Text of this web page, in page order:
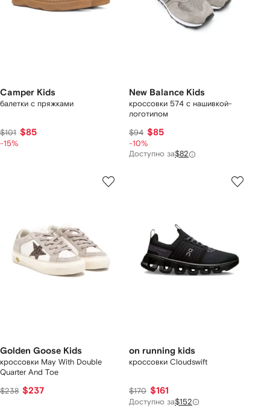
Camper Kids
балетки с пряжками
$101 $85
-15%
New Balance Kids
кроссовки 574 с нашивкой-
логотипом
$94 $85
-10%
Доступно за$82
Golden Goose Kids
кроссовки May With Double
Quarter And Toe
$238 $237
on running kids
кроссовки Cloudswift
$170 $161
Доступно за$152